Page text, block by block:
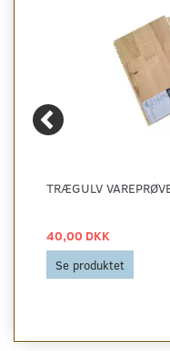
TRÆGULV
40,00 DKK
Se produktet